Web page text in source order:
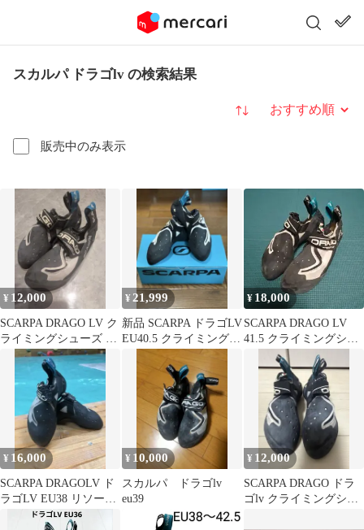
スカルパ ドラゴlv の検索結果
販売中のみ表示
並び替え
¥ 12,000
SCARPA DRAGO LV ク
ライミングシューズ 38
¥ 21,999
新品 SCARPA ドラゴLV
EU40.5 クライミングシ
¥ 18,000
SCARPA DRAGO LV
41.5 クライミングシュ
¥ 16,000
SCARPA DRAGOLV ド
ラゴLV EU38 リソール
済み 未使用
¥ 10,000
スカルパ ドラゴlv
eu39
¥ 12,000
SCARPA DRAGO ドラ
ゴlv クライミングシュ